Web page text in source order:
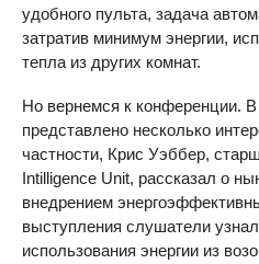
удобного пульта, задача
затратив минимум энергии,
тепла из других комнат.
Но вернемся к конференции.
представлено несколько
частности, Крис Уэббер,
Intilligence Unit, рассказал о
внедрением
выступления слушатели
использования энергии из